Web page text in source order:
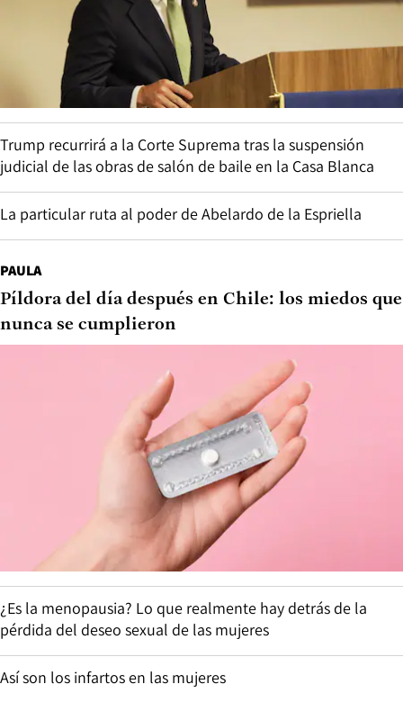
Trump recurrirá a la Corte Suprema tras la suspensión
judicial de las obras de salón de baile en la Casa Blanca
La particular ruta al poder de Abelardo de la Espriella
PAULA
Píldora del día después en Chile: los miedos que
nunca se cumplieron
¿Es la menopausia? Lo que realmente hay detrás de la
pérdida del deseo sexual de las mujeres
Así son los infartos en las mujeres